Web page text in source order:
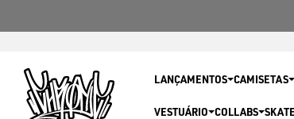
LANÇAMENTOS CAMISETAS
VESTUÁRIO COLLABS